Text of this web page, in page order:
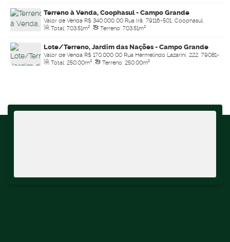
Brasil
Terreno à Venda, Coophasul - Campo Grande
R$ 340.000,00
Valor de Venda
Rua Irã, 79116-501, Coophasul,
Campo Grande, Mato Grosso do Sul, Brasil
Total: 703.51m² Terreno: 703.51m²
Lote/Terreno, Jardim das Nações - Campo Grande
R$ 170.000,00
Valor de Venda
Rua Hermelindo Lazarini, 222, 79081-
714, Jardim das Nações, Campo Grande, Mato Grosso do Sul,
Total: 250.00m² Terreno: 250.00m²